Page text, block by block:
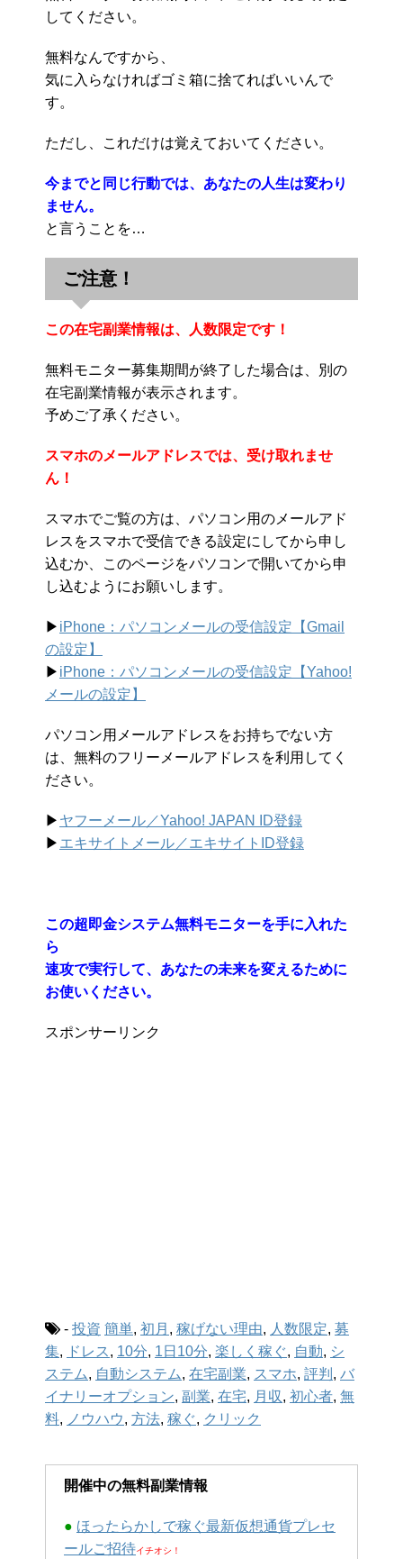
してください。
無料なんですから、
気に入らなければゴミ箱に捨てればいいんで
す。
ただし、これだけは覚えておいてください。
今までと同じ行動では、あなたの人生は変わり
ません。
と言うことを…
ご注意！
この在宅副業情報は、人数限定です！
無料モニター募集期間が終了した場合は、別の
在宅副業情報が表示されます。
予めご了承ください。
スマホのメールアドレスでは、受け取れませ
ん！
スマホでご覧の方は、パソコン用のメールアド
レスをスマホで受信できる設定にしてから申し
込むか、このページをパソコンで開いてから申
し込むようにお願いします。
▶︎ iPhone：パソコンメールの受信設定【Gmail
の設定】
▶︎ iPhone：パソコンメールの受信設定【Yahoo!
メールの設定】
パソコン用メールアドレスをお持ちでない方
は、無料のフリーメールアドレスを利用してく
ださい。
▶︎ ヤフーメール／Yahoo! JAPAN ID登録
▶︎ エキサイトメール／エキサイトID登録
この超即金システム無料モニターを手に入れた
ら
速攻で実行して、あなたの未来を変えるために
お使いください。
スポンサーリンク
- 投資 簡単, 初月 , 稼げない理由, 人数限定, 募
集, ドレス , 10分, 1日10分, 楽しく稼ぐ, 自動, シ
ステム, 自動システム, 在宅副業, スマホ, 評判 , バ
イナリーオプション, 副業, 在宅, 月収, 初心者, 無
料, ノウハウ, 方法, 稼ぐ, クリック
開催中の無料副業情報
● ほったらかしで稼ぐ最新仮想通貨プレセ
ールご招待イチオシ！